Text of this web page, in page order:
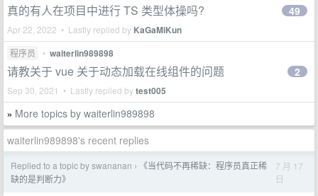
真的有人在项目中进行 TS 类型体操吗?
Apr 22, 2022 • Lastly replied by KaGaMiKun
49
程序员 • waiterlin989898
请教关于 vue 关于动态加载在线组件的问题
Sep 30, 2021 • Lastly replied bytest005
2
» More topics by waiterlin989898
waiterlin989898's recent replies
Replied to a topic by swananan ›
《当代码不再稀缺：程序员真正稀
缺的是判断力》
7 月 17
日